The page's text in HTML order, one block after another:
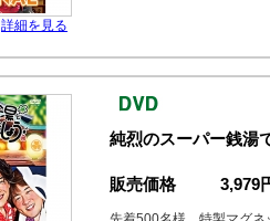
詳細を見る
純烈のスーパー銭湯
販売価格 3,979